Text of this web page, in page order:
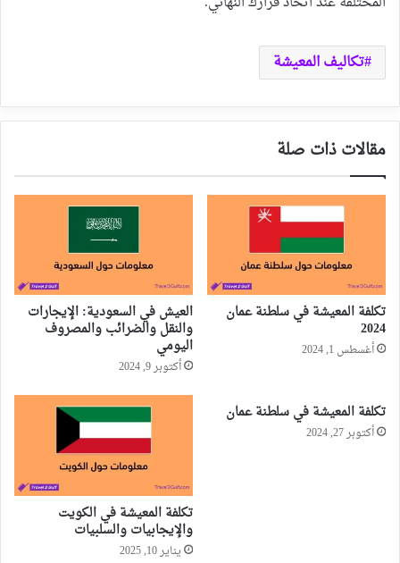
تكاليف المعيشة
مقالات ذات صلة
تكلفة المعيشة في سلطنة عمان
2024
أغسطس 1, 2024
العيش في السعودية: الإيجارات
والنقل والضرائب والمصروف
اليومي
أكتوبر 9, 2024
تكلفة المعيشة في سلطنة عمان
أكتوبر 27, 2024
تكلفة المعيشة في الكويت
والإيجابيات والسلبيات
يناير 10, 2025